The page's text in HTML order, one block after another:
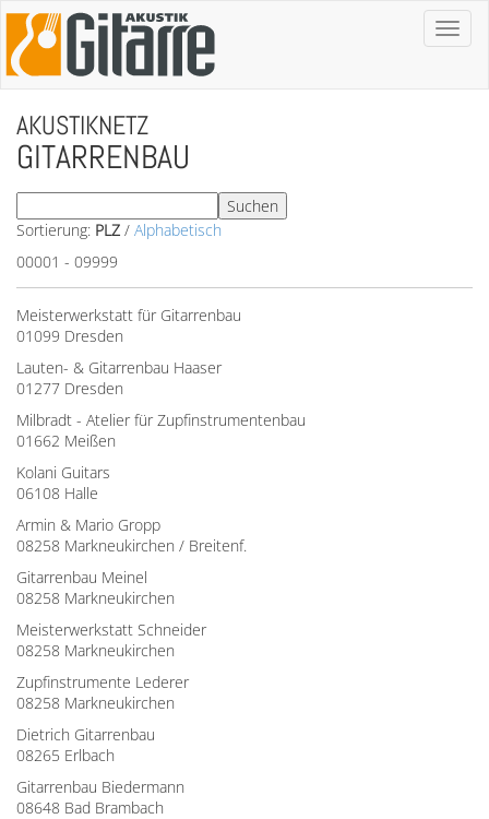
Toggle
AKUSTIKNETZ
GITARRENBAU
Sortierung: PLZ / Alphabetisch
00001 - 09999
Meisterwerkstatt für Gitarrenbau
01099 Dresden
Lauten- & Gitarrenbau Haaser
01277 Dresden
Milbradt - Atelier für Zupfinstrumentenbau
01662 Meißen
Kolani Guitars
06108 Halle
Armin & Mario Gropp
08258 Markneukirchen / Breitenf.
Gitarrenbau Meinel
08258 Markneukirchen
Meisterwerkstatt Schneider
08258 Markneukirchen
Zupfinstrumente Lederer
08258 Markneukirchen
Dietrich Gitarrenbau
08265 Erlbach
Gitarrenbau Biedermann
08648 Bad Brambach